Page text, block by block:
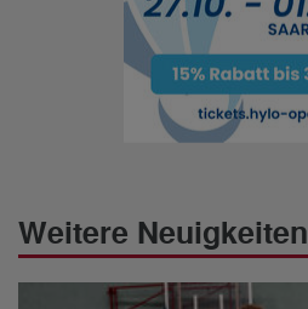
Weitere Neuigkeiten